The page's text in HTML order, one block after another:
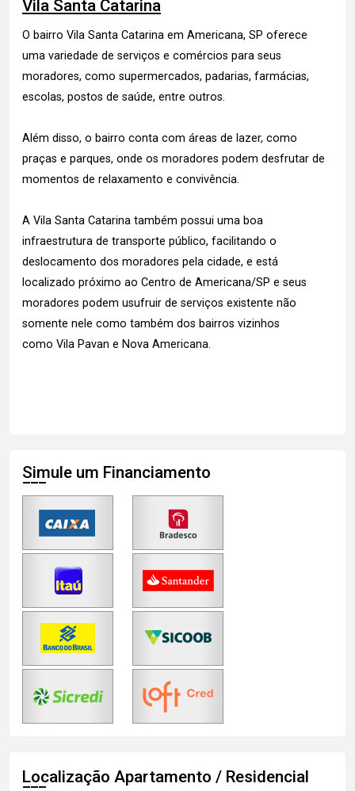
Vila Santa Catarina
O bairro Vila Santa Catarina em Americana, SP oferece
uma variedade de serviços e comércios para seus
moradores, como supermercados, padarias, farmácias,
escolas, postos de saúde, entre outros.
Além disso, o bairro conta com áreas de lazer, como
praças e parques, onde os moradores podem desfrutar de
momentos de relaxamento e convivência.
A Vila Santa Catarina também possui uma boa
infraestrutura de transporte público, facilitando o
deslocamento dos moradores pela cidade, e está
localizado próximo ao Centro de Americana/SP e seus
moradores podem usufruir de serviços existente não
somente nele como também dos bairros vizinhos
como Vila Pavan e Nova Americana.
Simule um Financiamento
Localização Apartamento / Residencial